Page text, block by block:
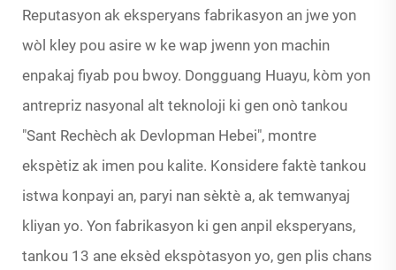
Reputasyon ak eksperyans fabrikasyon an jwe yon
wòl kley pou asire w ke wap jwenn yon machin
enpakaj fiyab pou bwoy. Dongguang Huayu, kòm yon
antrepriz nasyonal alt teknoloji ki gen onò tankou
"Sant Rechèch ak Devlopman Hebei", montre
ekspètiz ak imen pou kalite. Konsidere faktè tankou
istwa konpayi an, paryi nan sèktè a, ak temwanyaj
kliyan yo. Yon fabrikasyon ki gen anpil eksperyans,
tankou 13 ane eksèd ekspòtasyon yo, gen plis chans